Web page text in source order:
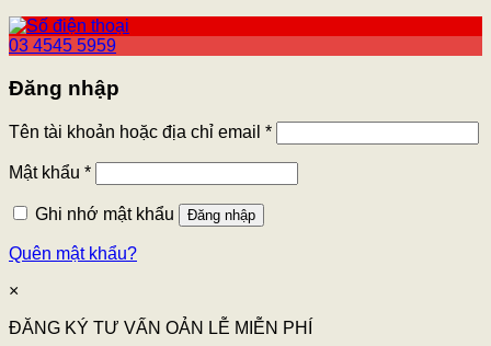
03 4545 5959
Đăng nhập
Tên tài khoản hoặc địa chỉ email *
Mật khẩu *
Ghi nhớ mật khẩu Đăng nhập
Quên mật khẩu?
×
ĐĂNG KÝ TƯ VẤN OẢN LỄ MIỄN PHÍ